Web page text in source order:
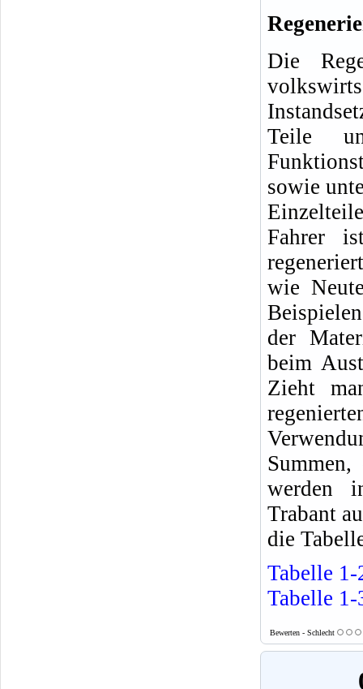
Die
Teile
sowie
Fahrer
wie
der
beim
Zieht
werden
Trabant
die
Tabelle 1-
Tabelle 1-
Bewerten - Schlecht